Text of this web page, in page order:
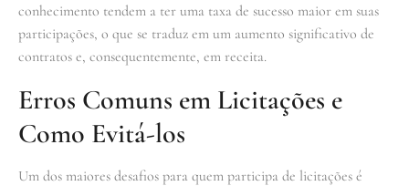
conhecimento tendem a ter uma taxa de sucesso maior em suas
participações, o que se traduz em um aumento significativo de
contratos e, consequentemente, em receita.
Erros Comuns em Licitações e
Como Evitá-los
Um dos maiores desafios para quem participa de licitações é